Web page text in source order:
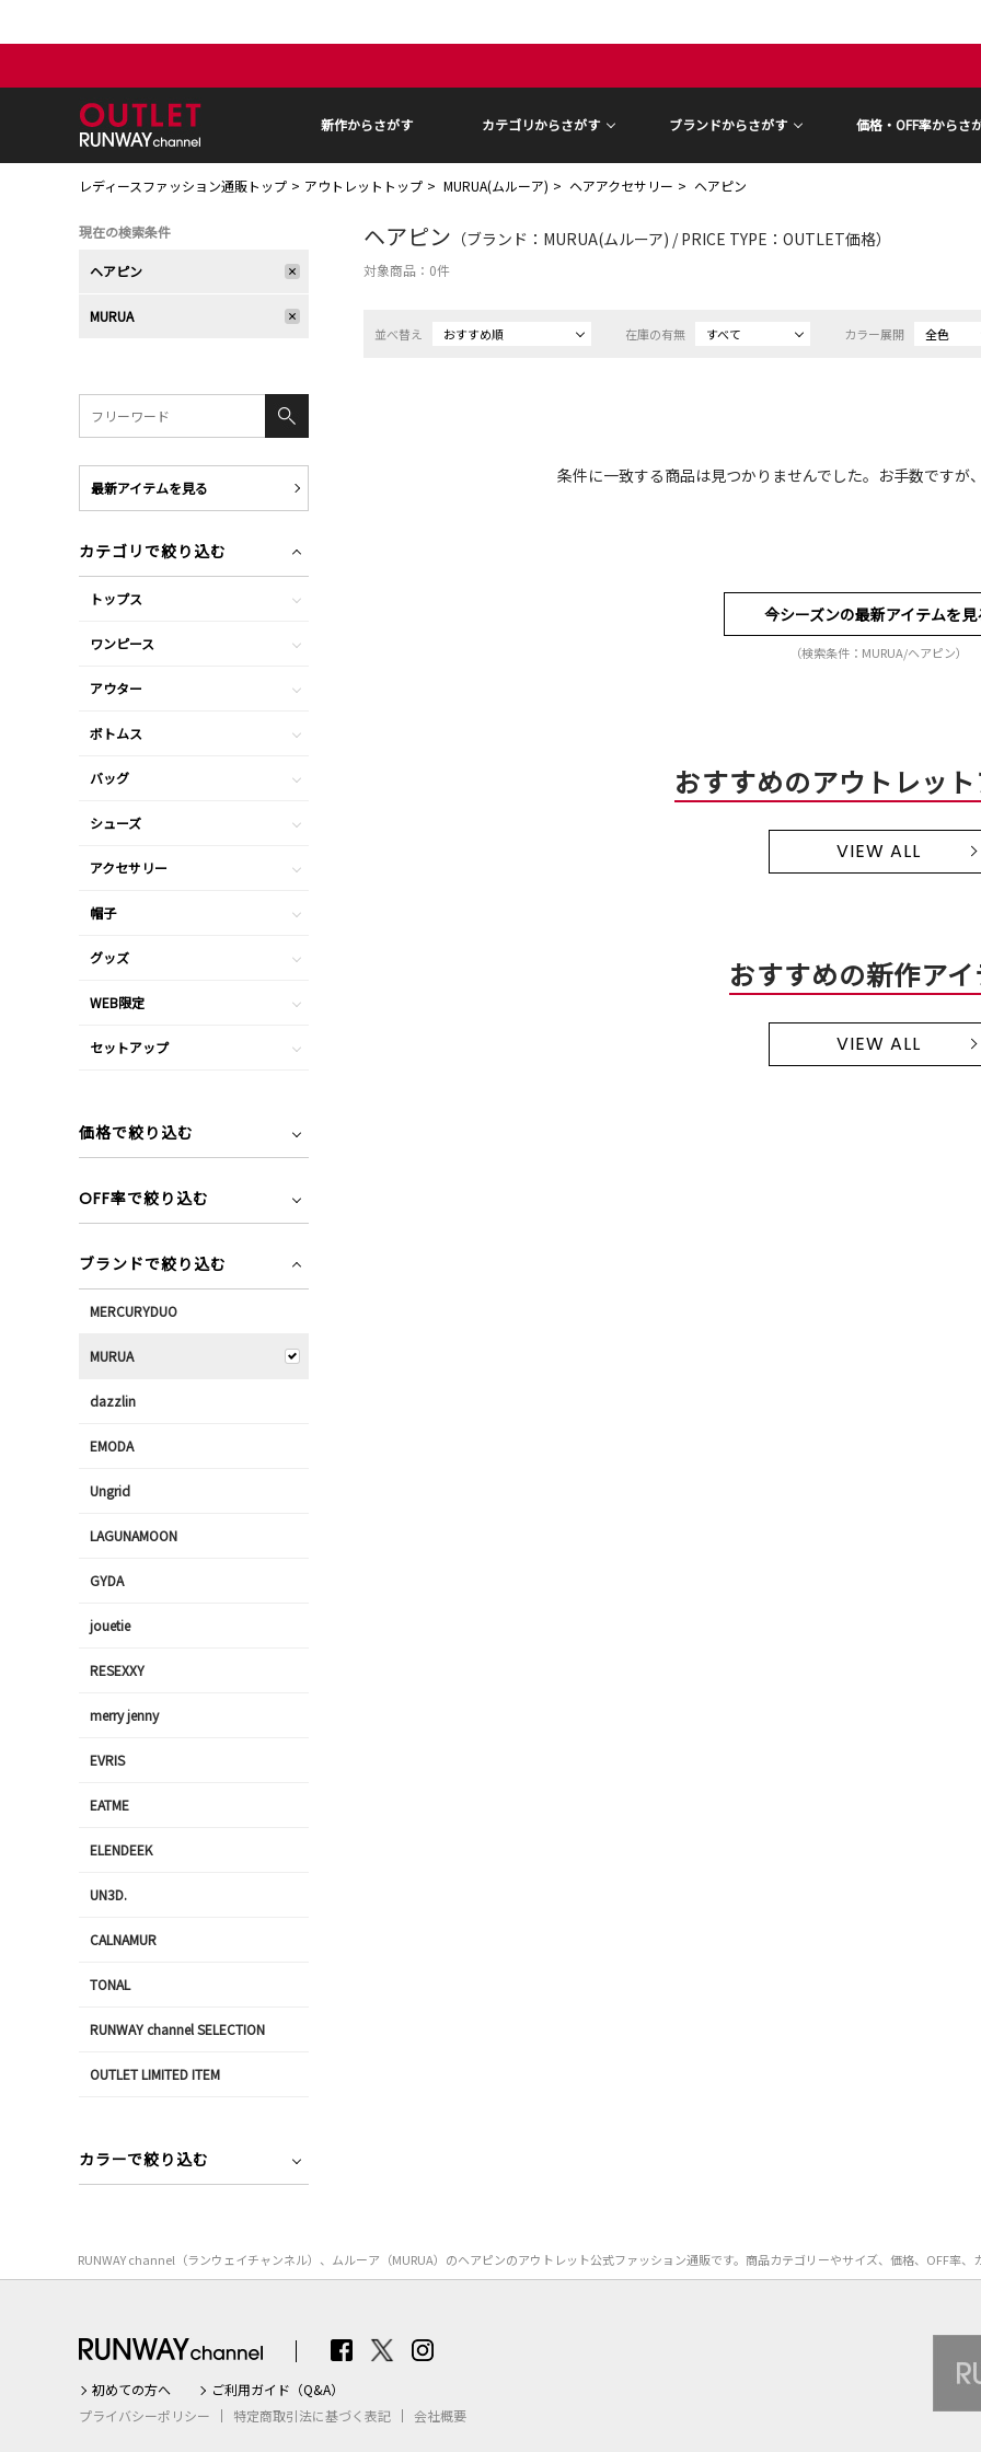
新作からさがす カテゴリからさがす ブランドからさがす 価格・OFF率からさ
レディースファッション通販トップ アウトレットトップ MURUA(ムルーア) ヘアアクセサリー ヘアピン
ヘアピン （ブランド：MURUA(ムルーア) / PRICE TYPE：OUTLET価格）
対象商品： 0件
並べ替え おすすめ順 在庫の有無 すべて カラー展開 全色
条件に一致する商品は見つかりませんでした。お手数ですが
今シーズンの最新アイテムを見
（検索条件：MURUA/ヘアピン）
おすすめのアウトレッ
VIEW ALL
おすすめの新作ア
VIEW ALL
現在の検索条件
ヘアピン
MURUA
最新アイテムを見る
カテゴリで絞り込む
トップス
ワンピース
アウター
ボトムス
バッグ
シューズ
アクセサリー
帽子
グッズ
WEB限定
セットアップ
価格で絞り込む
OFF率で絞り込む
ブランドで絞り込む
MERCURYDUO
MURUA
dazzlin
EMODA
Ungrid
LAGUNAMOON
GYDA
jouetie
RESEXXY
merry jenny
EVRIS
EATME
ELENDEEK
UN3D.
CALNAMUR
TONAL
RUNWAY channel SELECTION
OUTLET LIMITED ITEM
カラーで絞り込む
RUNWAY channel（ランウェイチャンネル）、ムルーア（MURUA）のヘアピンのアウトレット公式ファッション通販です。商品カテゴリーやサイズ、価格、OFF率
初めての方へ
ご利用ガイド（Q&A）
プライバシーポリシー
特定商取引法に基づく表記 会社概要